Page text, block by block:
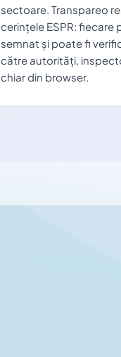
sectoare. Transpareo
cerințele ESPR: fiecare
semnat și poate fi
către autorități,
chiar din browser.